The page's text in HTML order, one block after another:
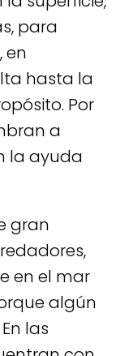
para
en
hasta la
Por
a
la ayuda
gran
en el mar
algún
las